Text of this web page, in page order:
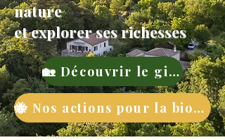
nature
et explorer ses richesses
🏡 Découvrir le gite
🐝 Nos actions pour la biodiversité